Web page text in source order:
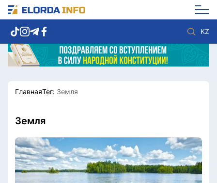
KZ
Новости столицы
Спорт
Видео
Мир
Послание
Служба Комплаенс
Этический кодекс
Служу стране
ГлавнаяТег: Земля
Земля